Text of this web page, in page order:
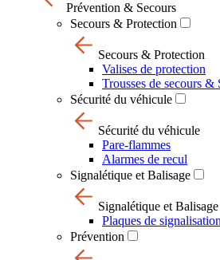
Prévention & Secours
Secours & Protection
Secours & Protection
Valises de protection
Trousses de secours
Sécurité du véhicule
Sécurité du véhicule
Pare-flammes
Alarmes de recul
Signalétique et Balisage
Signalétique et Balisage
Plaques de signalisation
Prévention